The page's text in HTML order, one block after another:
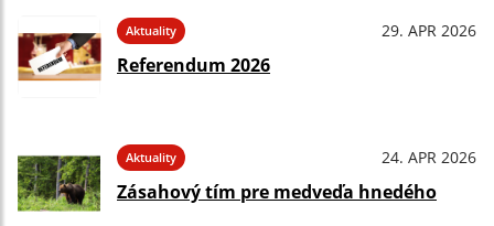
Aktuality 29. APR 2026
Referendum 2026
Aktuality 24. APR 2026
Zásahový tím pre medveďa hnedého